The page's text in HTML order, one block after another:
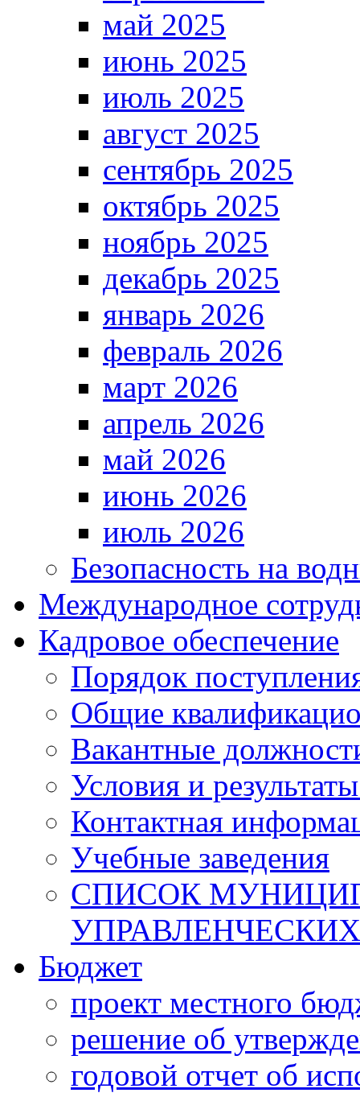
май 2025
июнь 2025
июль 2025
август 2025
сентябрь 2025
октябрь 2025
ноябрь 2025
декабрь 2025
январь 2026
февраль 2026
март 2026
апрель 2026
май 2026
июнь 2026
июль 2026
Безопасность на
Международное
Кадровое обеспечение
Порядок
Общие
Вакантные
Условия и
Контактная
Учебные заведения
СПИСОК
Бюджет
проект местного
решение об
годовой отчет об